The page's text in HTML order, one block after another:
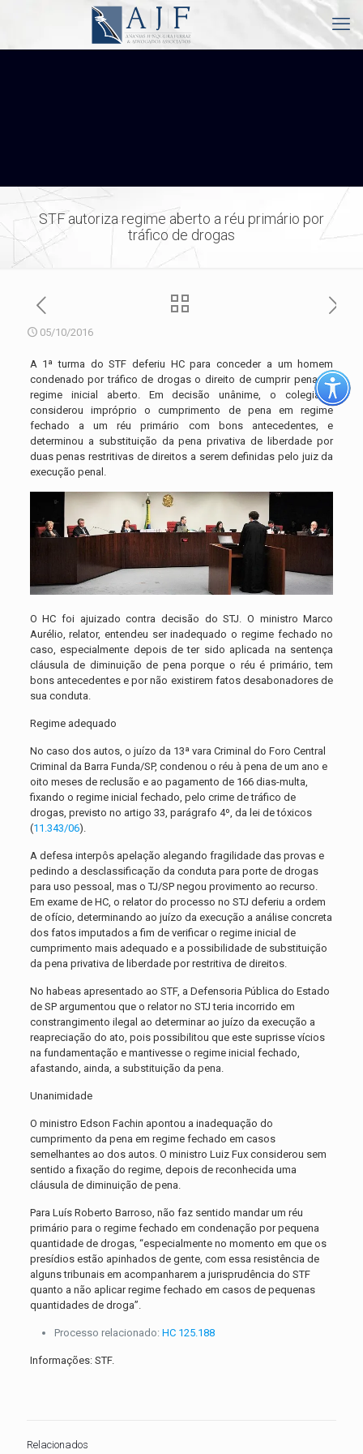
STF autoriza regime aberto a réu primário por
tráfico de drogas
05/10/2016
A 1ª turma do STF deferiu HC para conceder a um homem
condenado por tráfico de drogas o direito de cumprir pena no
regime inicial aberto. Em decisão unânime, o colegiado
considerou impróprio o cumprimento de pena em regime
fechado a um réu primário com bons antecedentes, e
determinou a substituição da pena privativa de liberdade por
duas penas restritivas de direitos a serem definidas pelo juiz da
execução penal.
O HC foi ajuizado contra decisão do STJ. O ministro Marco
Aurélio, relator, entendeu ser inadequado o regime fechado no
caso, especialmente depois de ter sido aplicada na sentença
cláusula de diminuição de pena porque o réu é primário, tem
bons antecedentes e por não existirem fatos desabonadores de
sua conduta.
Regime adequado
No caso dos autos, o juízo da 13ª vara Criminal do Foro Central
Criminal da Barra Funda/SP, condenou o réu à pena de um ano e
oito meses de reclusão e ao pagamento de 166 dias-multa,
fixando o regime inicial fechado, pelo crime de tráfico de
drogas, previsto no artigo 33, parágrafo 4º, da lei de tóxicos
(11.343/06).
A defesa interpôs apelação alegando fragilidade das provas e
pedindo a desclassificação da conduta para porte de drogas
para uso pessoal, mas o TJ/SP negou provimento ao recurso.
Em exame de HC, o relator do processo no STJ deferiu a ordem
de ofício, determinando ao juízo da execução a análise concreta
dos fatos imputados a fim de verificar o regime inicial de
cumprimento mais adequado e a possibilidade de substituição
da pena privativa de liberdade por restritiva de direitos.
No habeas apresentado ao STF, a Defensoria Pública do Estado
de SP argumentou que o relator no STJ teria incorrido em
constrangimento ilegal ao determinar ao juízo da execução a
reapreciação do ato, pois possibilitou que este suprisse vícios
na fundamentação e mantivesse o regime inicial fechado,
afastando, ainda, a substituição da pena.
Unanimidade
O ministro Edson Fachin apontou a inadequação do
cumprimento da pena em regime fechado em casos
semelhantes ao dos autos. O ministro Luiz Fux considerou sem
sentido a fixação do regime, depois de reconhecida uma
cláusula de diminuição de pena.
Para Luís Roberto Barroso, não faz sentido mandar um réu
primário para o regime fechado em condenação por pequena
quantidade de drogas, “especialmente no momento em que os
presídios estão apinhados de gente, com essa resistência de
alguns tribunais em acompanharem a jurisprudência do STF
quanto a não aplicar regime fechado em casos de pequenas
quantidades de droga”.
Processo relacionado: HC 125.188
Informações: STF.
Relacionados